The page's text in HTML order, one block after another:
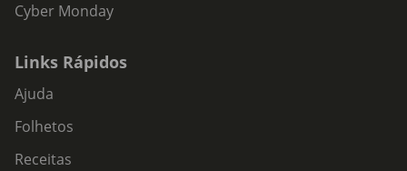
Cyber Monday
Links Rápidos
Ajuda
Folhetos
Receitas